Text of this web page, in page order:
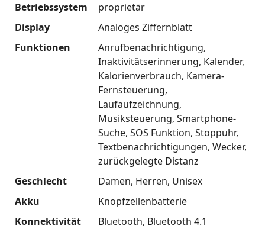
Betriebssystem
proprietär
Display
Analoges Ziffernblatt
Funktionen
Anrufbenachrichtigung
Inaktivitätserinnerung Kalender
Kalorienverbrauch Kamera-
Fernsteuerung
Laufaufzeichnung
Musiksteuerung Smartphone-
Suche SOS Funktion Stoppuhr
Textbenachrichtigungen Wecker
zurückgelegte Distanz
Geschlecht
Damen Herren Unisex
Akku
Knopfzellenbatterie
Konnektivität
Bluetooth Bluetooth 4.1